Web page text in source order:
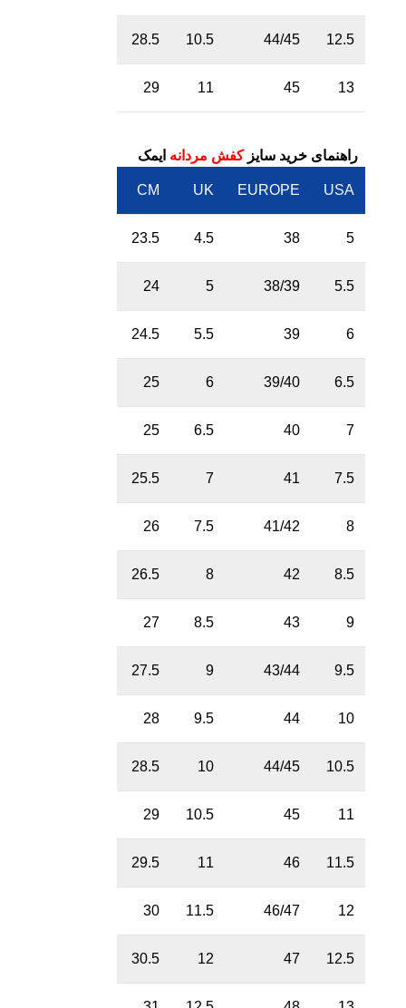
12.5
44/45
10.5
28.5
13
45
11
29
راهنمای خرید سایزکفش مردانه ایمک
USA
EUROPE
UK
CM
5
38
4.5
23.5
5.5
38/39
5
24
6
39
5.5
24.5
6.5
39/40
6
25
7
40
6.5
25
7.5
41
7
25.5
8
41/42
7.5
26
8.5
42
8
26.5
9
43
8.5
27
9.5
43/44
9
27.5
10
44
9.5
28
10.5
44/45
10
28.5
11
45
10.5
29
11.5
46
11
29.5
12
46/47
11.5
30
12.5
47
12
30.5